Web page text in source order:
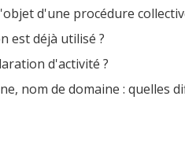
d'une procédure
est déjà utilisé ?
d'activité ?
nom de domaine : quelles